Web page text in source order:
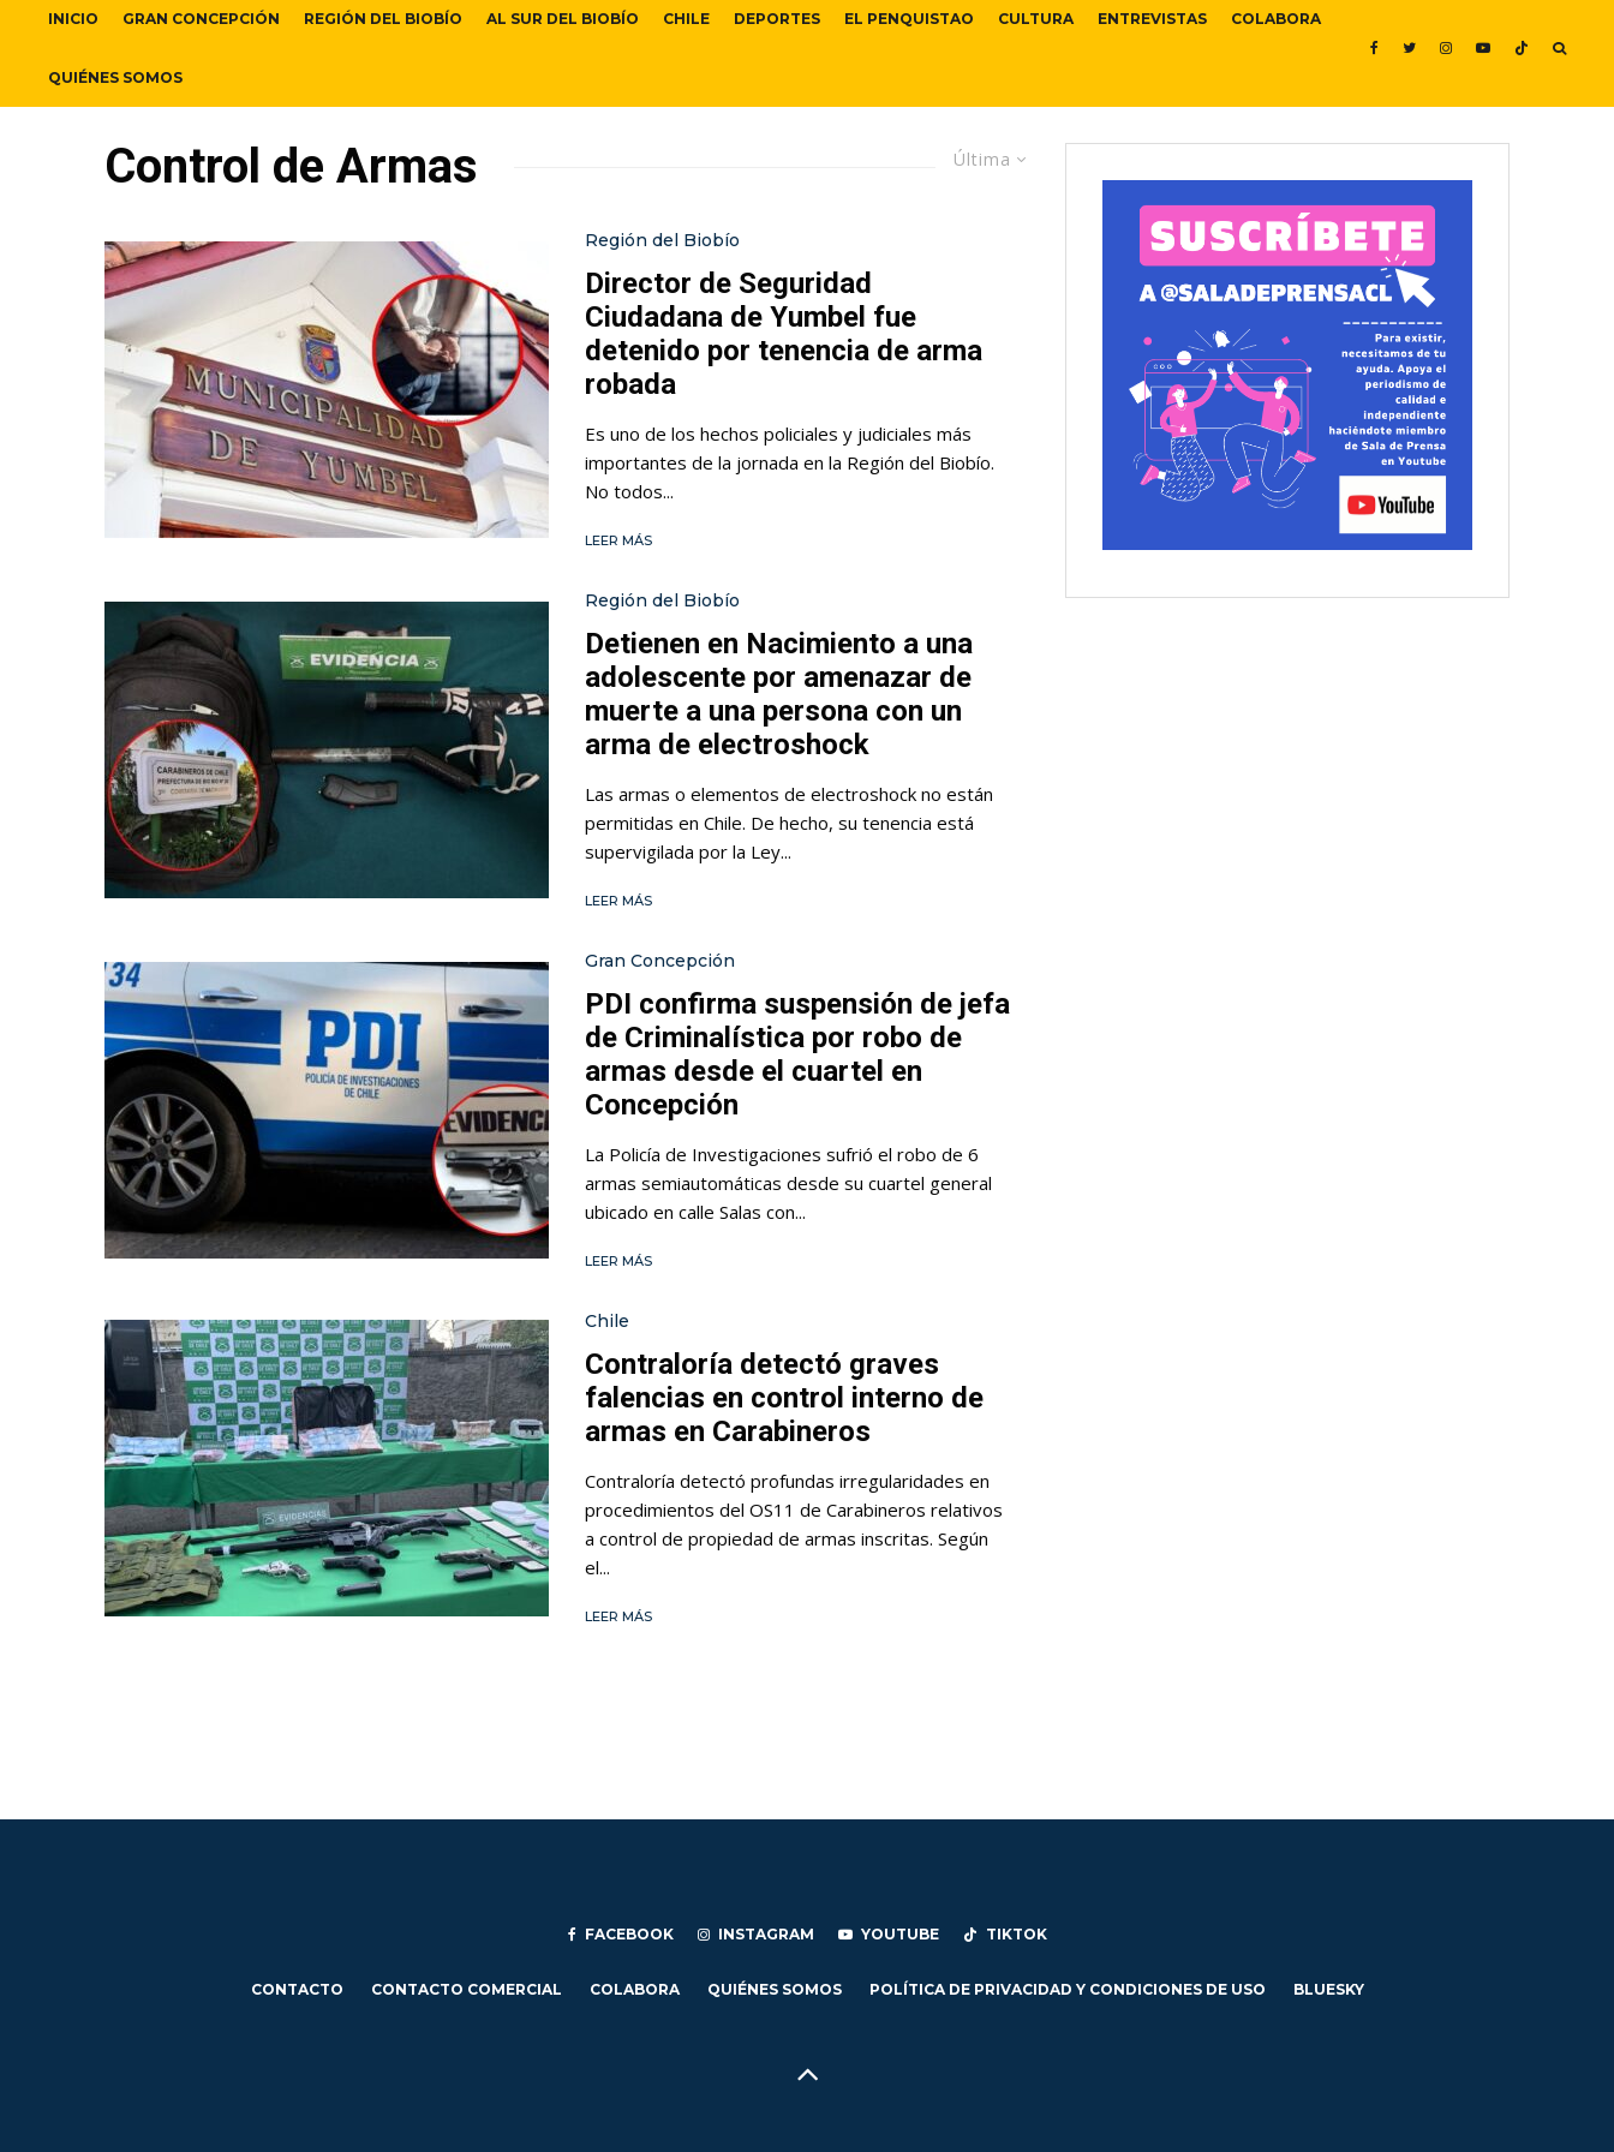
INICIO GRAN CONCEPCIÓN REGIÓN DEL BIOBÍO AL SUR DEL BIOBÍO CHILE DEPORTES EL PENQUISTAO CULTURA ENTREVISTAS COLABORA
QUIÉNES SOMOS
Última
Control de Armas
Región del Biobío
Director de Seguridad
Ciudadana de Yumbel fue
detenido por tenencia de arma
robada
Es uno de los hechos policiales y judiciales más
importantes de la jornada en la Región del Biobío.
No todos...
LEER MÁS
Región del Biobío
Detienen en Nacimiento a una
adolescente por amenazar de
muerte a una persona con un
arma de electroshock
Las armas o elementos de electroshock no están
permitidas en Chile. De hecho, su tenencia está
supervigilada por la Ley...
LEER MÁS
Gran Concepción
PDI confirma suspensión de jefa
de Criminalística por robo de
armas desde el cuartel en
Concepción
La Policía de Investigaciones sufrió el robo de 6
armas semiautomáticas desde su cuartel general
ubicado en calle Salas con...
LEER MÁS
Chile
Contraloría detectó graves
falencias en control interno de
armas en Carabineros
Contraloría detectó profundas irregularidades en
procedimientos del OS11 de Carabineros relativos
a control de propiedad de armas inscritas. Según
el...
LEER MÁS
FACEBOOK INSTAGRAM YOUTUBE TIKTOK
CONTACTO CONTACTO COMERCIAL COLABORA QUIÉNES SOMOS POLÍTICA DE PRIVACIDAD Y CONDICIONES DE USO BLUESKY